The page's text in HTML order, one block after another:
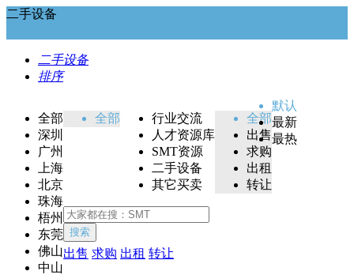
二手设备
二手设备
排序
全部
深圳
广州
上海
北京
珠海
梧州
东莞
佛山
中山
全部
行业交流
人才资源库
SMT资源
二手设备
其它买卖
全部
出售
求购
出租
转让
默认
最新
最热
搜索
出售 求购 出租 转让